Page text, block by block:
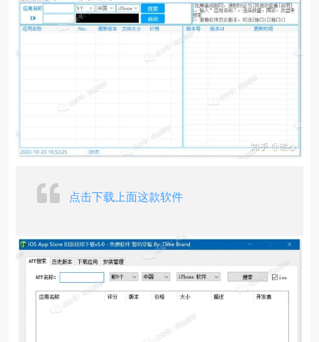
点击下载上面这款软件